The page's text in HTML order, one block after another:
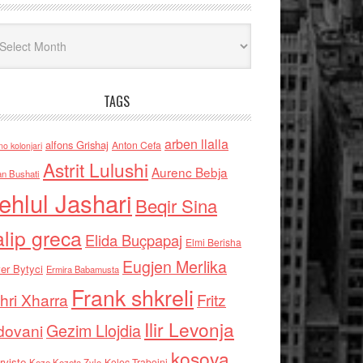
TAGS
kolonjari alfons Grishaj Anton Cefa arben llalla
Bushati Astrit Lulushi Aurenc Bebja
Jashari Beqir Sina
grecaElida Buçpapaj Elmi Berisha
Bytyci Ermira Babamusta Eugjen Merlika
Xharra Frank shkreli Fritz
Gezim Llojdia Ilir Levonja